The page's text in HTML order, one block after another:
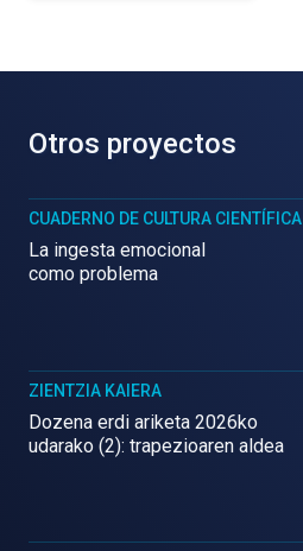
Otros proyectos
CUADERNO DE CULTURA CIENTÍFICA
La ingesta emocional
como problema
ZIENTZIA KAIERA
Dozena erdi ariketa 2026ko
udarako (2): trapezioaren aldea